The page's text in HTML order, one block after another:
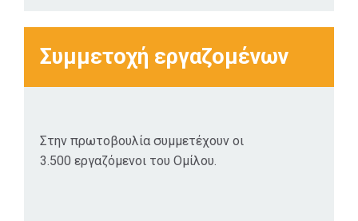
Συμμετοχή εργαζομένων
Στην πρωτοβουλία συμμετέχουν οι
3.500 εργαζόμενοι του Ομίλου.